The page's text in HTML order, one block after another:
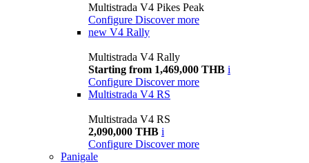
Multistrada V4 Pikes Peak
Configure Discover more
new V4 Rally
Multistrada V4 Rally
Starting from 1,469,000 THB i
Configure Discover more
Multistrada V4 RS
Multistrada V4 RS
2,090,000 THB i
Configure Discover more
Panigale